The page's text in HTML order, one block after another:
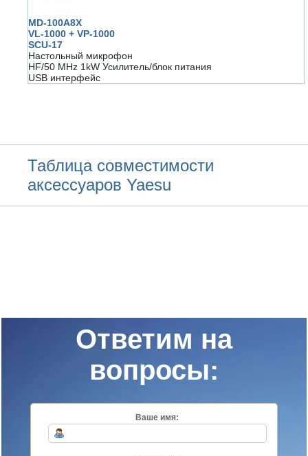
MD-100A8X
VL-1000 + VP-1000
SCU-17
Настольный микрофон
HF/50 MHz 1kW Усилитель/блок питания
USB интерфейс
Таблица совместимости
аксессуаров Yaesu
Ответим на
вопросы:
Ваше имя: